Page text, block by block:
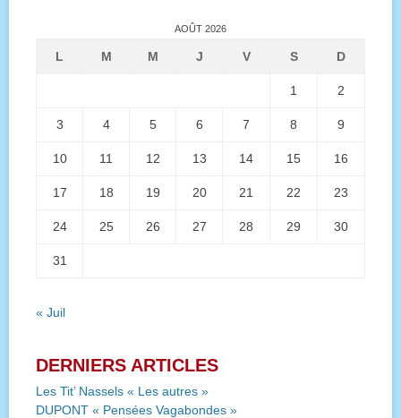
AOÛT 2026
L M M J V S D
1 2
3 4 5 6 7 8 9
10 11 12 13 14 15 16
17 18 19 20 21 22 23
24 25 26 27 28 29 30
31
« Juil
DERNIERS ARTICLES
Les Tit’ Nassels « Les autres »
DUPONT « Pensées Vagabondes »